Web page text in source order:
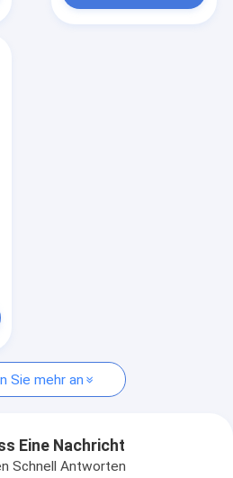
Sie mehr an
Eine Nachricht
Schnell Antworten